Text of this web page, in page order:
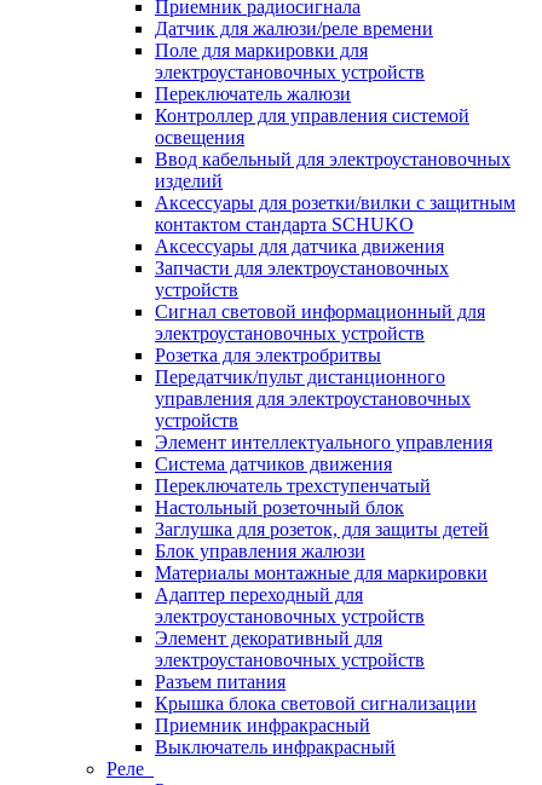
Приемник радиосигнала
Датчик для жалюзи/реле времени
Поле для маркировки для
электроустановочных устройств
Переключатель жалюзи
Контроллер для управления системой
освещения
Ввод кабельный для электроустановочных
изделий
Аксессуары для розетки/вилки с защитным
контактом стандарта SCHUKO
Аксессуары для датчика движения
Запчасти для электроустановочных
устройств
Сигнал световой информационный для
электроустановочных устройств
Розетка для электробритвы
Передатчик/пульт дистанционного
управления для электроустановочных
устройств
Элемент интеллектуального управления
Система датчиков движения
Переключатель трехступенчатый
Настольный розеточный блок
Заглушка для розеток, для защиты детей
Блок управления жалюзи
Материалы монтажные для маркировки
Адаптер переходный для
электроустановочных устройств
Элемент декоративный для
электроустановочных устройств
Разъем питания
Крышка блока световой сигнализации
Приемник инфракрасный
Выключатель инфракрасный
Реле